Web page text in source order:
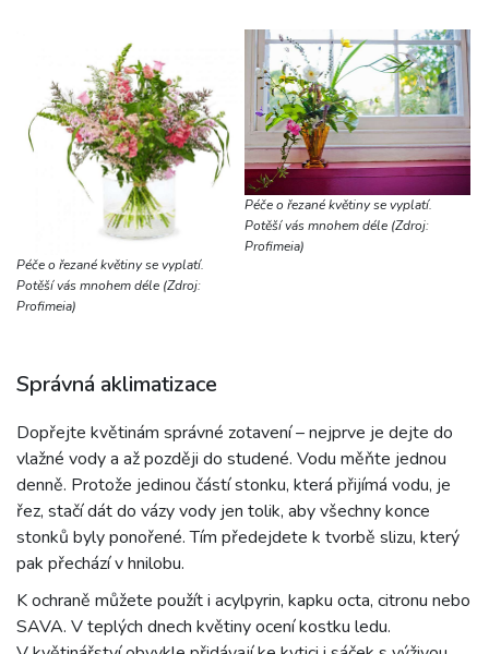
Péče o řezané květiny se vyplatí.
Potěší vás mnohem déle (Zdroj:
Profimeia)
Péče o řezané květiny se vyplatí.
Potěší vás mnohem déle (Zdroj:
Profimeia)
Správná aklimatizace
Dopřejte květinám správné zotavení – nejprve je dejte do
vlažné vody a až později do studené. Vodu měňte jednou
denně. Protože jedinou částí stonku, která přijímá vodu, je
řez, stačí dát do vázy vody jen tolik, aby všechny konce
stonků byly ponořené. Tím předejdete k tvorbě slizu, který
pak přechází v hnilobu.
K ochraně můžete použít i acylpyrin, kapku octa, citronu nebo
SAVA. V teplých dnech květiny ocení kostku ledu.